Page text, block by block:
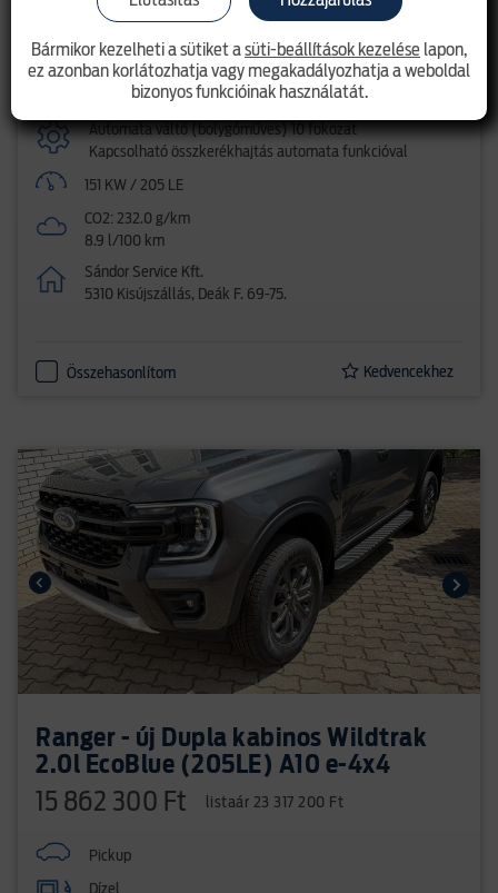
Pickup
Dízel
2.0l EcoBlue (205LE)
Automata váltó (bolygóműves) 10 fokozat
Kapcsolható összkerékhajtás automata funkcióval
151 KW / 205 LE
CO2: 232.0 g/km
8.9 l/100 km
Sándor Service Kft.
5310 Kisújszállás, Deák F. 69-75.
Összehasonlítom Kedvencekhez
Ranger - új Dupla kabinos Wildtrak
2.0l EcoBlue (205LE) A10 e-4x4
15 862 300 Ft listaár 23 317 200 Ft
Pickup
Dízel
Bármikor kezelheti a sütiket asüti-beállítások kezelése lapon,
ez azonban korlátozhatja vagy megakadályozhatja a weboldal
bizonyos funkcióinak használatát.